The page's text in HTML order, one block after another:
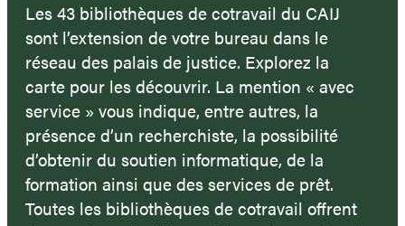
Les 43 bibliothèques de cotravail du CAIJ
sont l’extension de votre bureau dans le
réseau des palais de justice. Explorez la
carte pour les découvrir. La mention « avec
service » vous indique, entre autres, la
présence d’un recherchiste, la possibilité
d’obtenir du soutien informatique, de la
formation ainsi que des services de prêt.
Toutes les bibliothèques de cotravail offrent